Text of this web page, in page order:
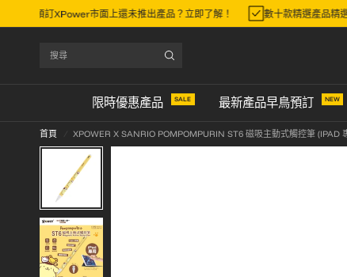
一步早鳥預訂XPower市面上還未推出產品？立即了解！ 數十款精選產品
限時優惠產品 SALE 最新產品早鳥預訂 NEW
首頁
XPOWER X SANRIO POMPOMPURIN ST6 磁吸主動式觸控筆 (IPAD